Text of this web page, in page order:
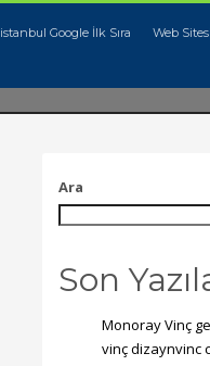
istanbul Google İlk Sıra Web
Ara
Son
Monoray Vinç
vinç dizaynvinc